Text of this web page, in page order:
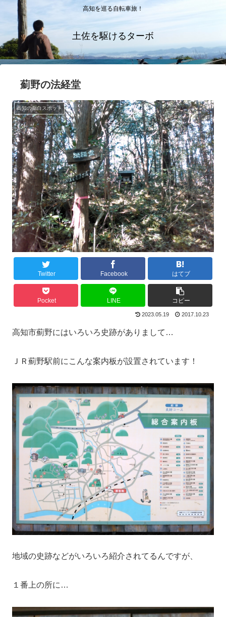
高知を巡る自転車旅！
土佐を駆けるターボ
薊野の法経堂
高知の面白スポット
Twitter Facebook はてブ
Pocket LINE コピー
2023.05.19 2017.10.23
高知市薊野にはいろいろ史跡がありまして…
ＪＲ薊野駅前にこんな案内板が設置されています！
地域の史跡などがいろいろ紹介されてるんですが、
１番上の所に…